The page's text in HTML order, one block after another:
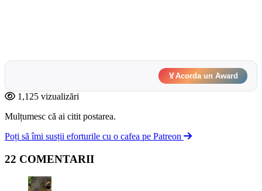
🏅Acorda un Award
1,125 vizualizări
Mulțumesc că ai citit postarea.
Poți să îmi susții eforturile cu o cafea pe Patreon
22 COMENTARII